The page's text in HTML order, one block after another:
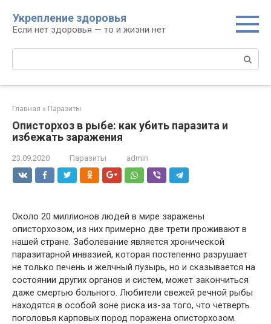
контенту
Укрепление здоровья
Если нет здоровья — то и жизни нет
Поиск:
Главная » Паразиты
Описторхоз в рыбе: как убить паразита и
избежать заражения
23.09.2020 Паразиты admin
Около 20 миллионов людей в мире заражены
описторхозом, из них примерно две трети проживают в
нашей стране. Заболевание является хронической
паразитарной инвазией, которая постепенно разрушает
не только печень и желчный пузырь, но и сказывается на
состоянии других органов и систем, может закончиться
даже смертью больного. Любители свежей речной рыбы
находятся в особой зоне риска из-за того, что четверть
поголовья карповых пород поражена описторхозом.